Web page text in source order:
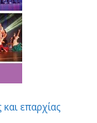
επαρχίας